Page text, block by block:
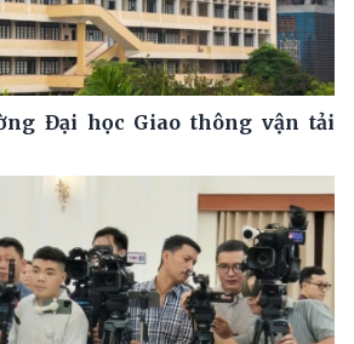
Đại học Giao thông vận tải